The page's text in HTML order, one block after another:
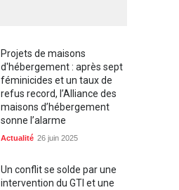
Projets de maisons
d'hébergement : après sept
féminicides et un taux de
refus record, l’Alliance des
maisons d’hébergement
sonne l’alarme
Actualité 26 juin 2025
Un conflit se solde par une
intervention du GTI et une